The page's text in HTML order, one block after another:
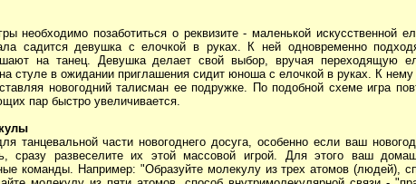
необходимо позаботиться о реквизите - маленькой искусственной
садится девушка с елочкой в руках. К ней одновременно
на танец. Девушка делает свой выбор, вручая переходящую
стуле в ожидании приглашения сидит юноша с елочкой в руках. К
новогодний талисман ее подружке. По подобной схеме игра
пар быстро увеличивается.
танцевальной части новогоднего досуга, особенно если ваш
сразу развеселите их этой массовой игрой. Для этого ваш
команды. Например: "Образуйте молекулу из трех атомов (людей),